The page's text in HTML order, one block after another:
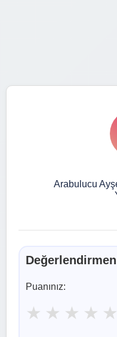
Arabulucu
Puanınız:
★ ★ ★ ★ ★